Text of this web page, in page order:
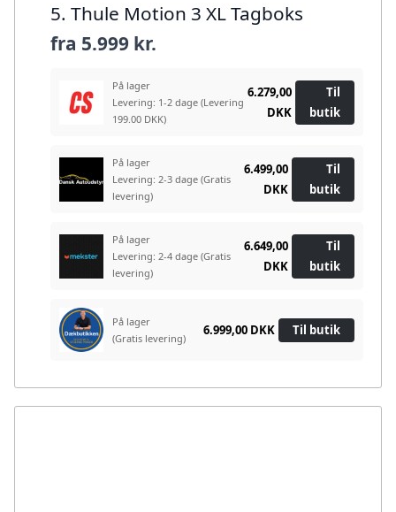
5. Thule Motion 3 XL Tagboks
fra 5.999 kr.
På lager
Levering: 1-2 dage (Levering
199.00 DKK)
6.279,00
DKK
Til
butik
På lager
Levering: 2-3 dage (Gratis
levering)
6.499,00
DKK
Til
butik
På lager
Levering: 2-4 dage (Gratis
levering)
6.649,00
DKK
Til
butik
På lager
(Gratis levering)
6.999,00 DKK Til butik